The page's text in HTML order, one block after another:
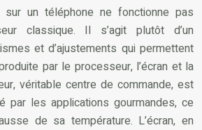
un téléphone ne fonctionne pas
classique. Il s’agit plutôt d’un
et d’ajustements qui permettent
par le processeur, l’écran et la
véritable centre de commande, est
par les applications gourmandes, ce
de sa température. L’écran, en